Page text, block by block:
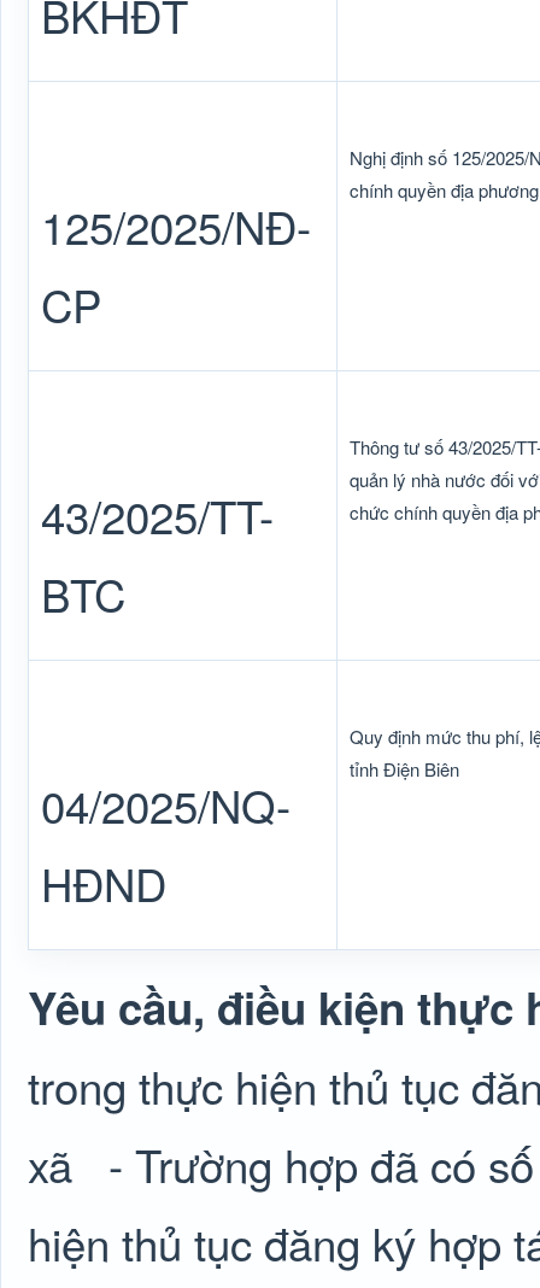
BKHĐT
125/2025/NĐ-
CP
Nghị định số 125/
chính quyền địa
43/2025/TT-
BTC
Thông tư số 43/2025/
quản lý nhà nước đối
chức chính quyền địa
04/2025/NQ-
HĐND
Quy định mức thu phí,
tỉnh Điện Biên
Yêu cầu, điều kiện thực
trong thực hiện thủ tục
xã - Trường hợp đã có
hiện thủ tục đăng ký hợp